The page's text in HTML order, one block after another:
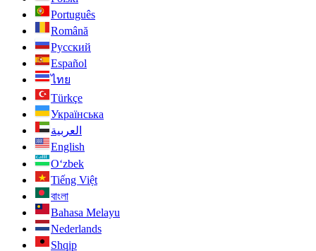
Português
Română
Русский
Español
ไทย
Türkçe
Українська
العربية
English
O‘zbek
Tiếng Việt
বাংলা
Bahasa Melayu
Nederlands
Shqip